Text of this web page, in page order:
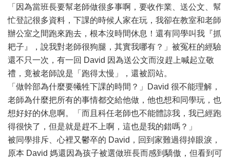
「因為當班長要幫老師做很多事啊，要收作業、送公文、幫
忙登記很多資料，下課的時候人家在玩，我卻在教室和老師
辦公室之間跑來跑去，根本沒時間休息！還有同學叫我『抓
耙子』，說我對老師很狗腿，其實我哪有？」被冤枉的經驗
還不只一次，有一回 David 因為送公文而沒趕上喊起立敬
禮，竟被老師說是「跑得太慢」，還被罰站。
「做幹部為什麼要犧牲下課的時間？」David 很不能理解，
老師為什麼把所有的事情都交給他做，他也想和同學玩，也
想好好的休息啊。「而且科任老師也不能體諒我，我已經跑
得很快了，但是就是趕不上啊，這也是我的錯嗎？」
被同學排斥、心裡又鬱卒的 David，回到家難過得掉眼淚，
原本 David 媽還因為孩子被選做班長而感到驕傲，但看到可